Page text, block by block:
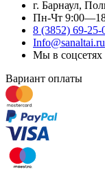
г. Барнаул,
Пн-Чт
8 (3852) 69-25-
Info@sanaltai.ru
Мы в соцсетях
Вариант оплаты